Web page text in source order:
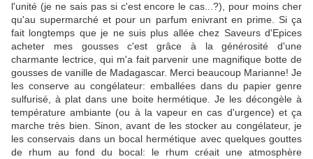
l'unité (je ne sais pas si c'est encore le cas...?), pour moins cher
qu'au supermarché et pour un parfum enivrant en prime. Si ça
fait longtemps que je ne suis plus allée chez Saveurs d'Epices
acheter mes gousses c'est grâce à la générosité d'une
charmante lectrice, qui m'a fait parvenir une magnifique botte de
gousses de vanille de Madagascar. Merci beaucoup Marianne! Je
les conserve au congélateur: emballées dans du papier genre
sulfurisé, à plat dans une boite hermétique. Je les décongèle à
température ambiante (ou à la vapeur en cas d'urgence) et ça
marche très bien. Sinon, avant de les stocker au congélateur, je
les conservais dans un bocal hermétique avec quelques gouttes
de rhum au fond du bocal: le rhum créait une atmosphère